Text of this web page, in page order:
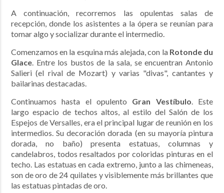
A continuación, recorremos las opulentas salas de
recepción, donde los asistentes a la ópera se reunían para
tomar algo y socializar durante el intermedio.
Comenzamos en la esquina más alejada, con la Rotonde du
Glace. Entre los bustos de la sala, se encuentran Antonio
Salieri (el rival de Mozart) y varias "divas", cantantes y
bailarinas destacadas.
Continuamos hasta el opulento Gran Vestíbulo. Este
largo espacio de techos altos, al estilo del Salón de los
Espejos de Versalles, era el principal lugar de reunión en los
intermedios. Su decoración dorada (en su mayoría pintura
dorada, no baño) presenta estatuas, columnas y
candelabros, todos resaltados por coloridas pinturas en el
techo. Las estatuas en cada extremo, junto a las chimeneas,
son de oro de 24 quilates y visiblemente más brillantes que
las estatuas pintadas de oro.